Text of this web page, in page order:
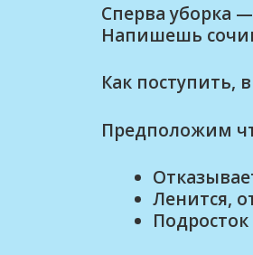
Сперва уборка
Напишешь
Как поступить,
Предположим
Ленится,